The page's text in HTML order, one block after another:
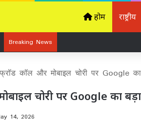
होम राष्ट्रीय
Breaking News
कॉल और मोबाइल चोरी पर Google का
चोरी पर Google का बड़ा
14, 2026